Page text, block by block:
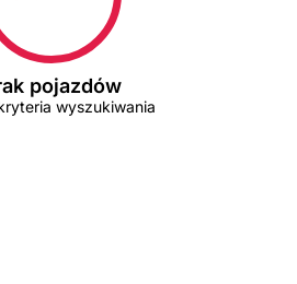
pojazdów
wyszukiwania